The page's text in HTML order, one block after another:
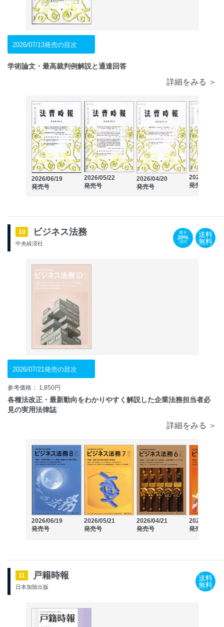
2026/07/13発売の目次
学術論文・最高裁判例解説と通達回答
詳細をみる ＞
2026/06/19
発売号
2026/05/22
発売号
2026/04/20
発売号
2026/03/23
発売号
10 ビジネス法務
中央経済社
最大
20%
OFF
送料
無料
2026/07/21発売の目次
参考価格： 1,850円
各種法改正・最新動向をわかりやすく解説した企業法務担当者必
見の実用法律誌
詳細をみる ＞
2026/06/19
発売号
2026/05/21
発売号
2026/04/21
発売号
2026/03/21
発売号
11 戸籍時報
日本加除出版
送料
無料